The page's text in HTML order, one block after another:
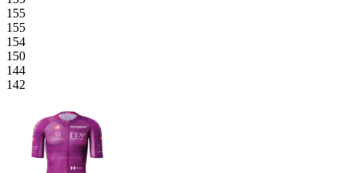
155
155
154
150
144
142